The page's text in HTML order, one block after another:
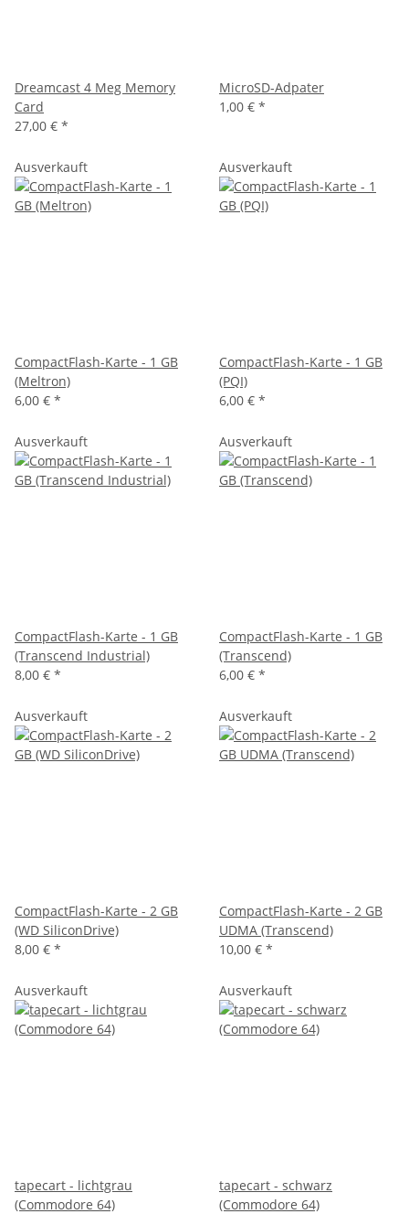
Dreamcast 4 Meg Memory
Card
27,00 € *
MicroSD-Adpater
1,00 € *
Ausverkauft
CompactFlash-Karte - 1 GB
(Meltron)
6,00 € *
Ausverkauft
CompactFlash-Karte - 1 GB
(PQI)
6,00 € *
Ausverkauft
CompactFlash-Karte - 1 GB
(Transcend Industrial)
8,00 € *
Ausverkauft
CompactFlash-Karte - 1 GB
(Transcend)
6,00 € *
Ausverkauft
CompactFlash-Karte - 2 GB
(WD SiliconDrive)
8,00 € *
Ausverkauft
CompactFlash-Karte - 2 GB
UDMA (Transcend)
10,00 € *
Ausverkauft
tapecart - lichtgrau
(Commodore 64)
Ausverkauft
tapecart - schwarz
(Commodore 64)